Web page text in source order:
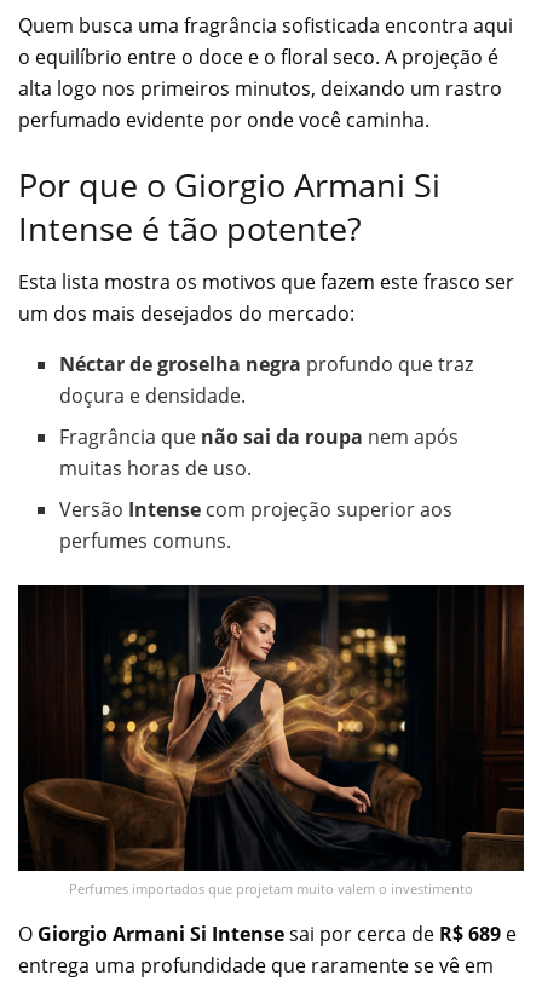
Quem busca uma fragrância sofisticada encontra aqui
o equilíbrio entre o doce e o floral seco. A projeção é
alta logo nos primeiros minutos, deixando um rastro
perfumado evidente por onde você caminha.
Por que o Giorgio Armani Si
Intense é tão potente?
Esta lista mostra os motivos que fazem este frasco ser
um dos mais desejados do mercado:
Néctar de groselha negra profundo que traz
doçura e densidade.
Fragrância que não sai da roupa nem após
muitas horas de uso.
Versão Intense com projeção superior aos
perfumes comuns.
Perfumes importados que projetam muito valem o investimento
O Giorgio Armani Si Intensesai por cerca de R$ 689 e
entrega uma profundidade que raramente se vê em